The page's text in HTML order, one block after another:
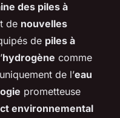
des piles à
de nouvelles
de piles à
hydrogène comme
de l’eau
prometteuse
environnemental